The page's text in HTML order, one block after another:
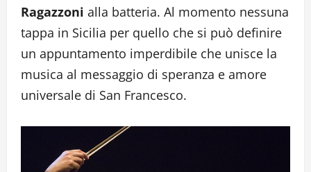
Ragazzoni alla batteria. Al momento nessuna
tappa in Sicilia per quello che si può definire
un appuntamento imperdibile che unisce la
musica al messaggio di speranza e amore
universale di San Francesco.